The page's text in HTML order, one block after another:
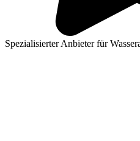
Spezialisierter Anbieter für